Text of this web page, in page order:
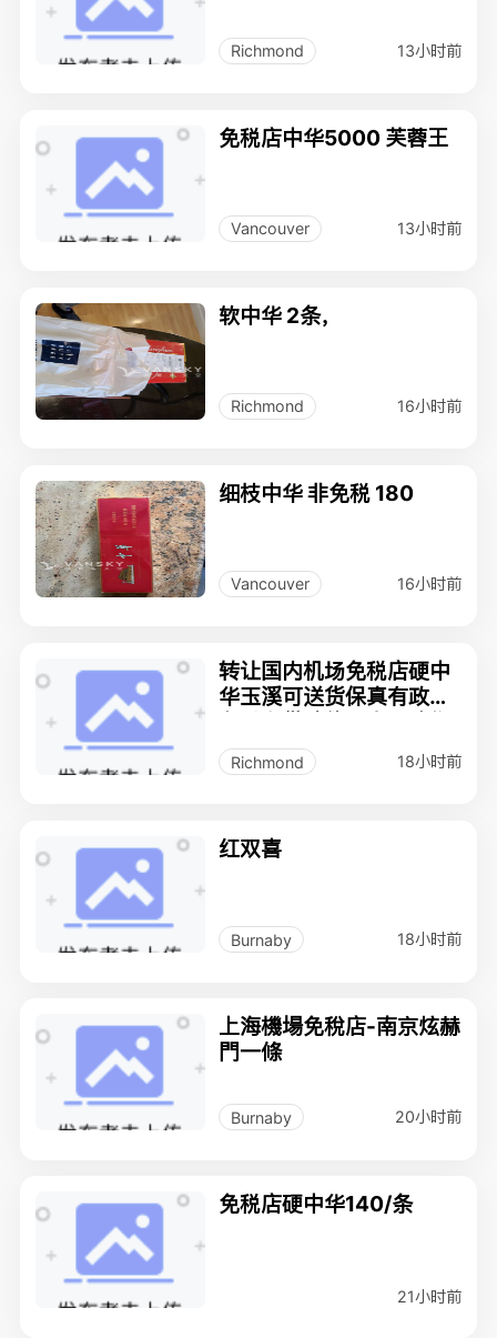
Richmond 13小时前
免税店中华5000 芙蓉王
Vancouver 13小时前
软中华 2条，
Richmond 16小时前
细枝中华 非免税 180
Vancouver 16小时前
转让国内机场免税店硬中
华玉溪可送货保真有政府
小票
Richmond 18小时前
红双喜
Burnaby 18小时前
上海機場免稅店-南京炫赫
門一條
Burnaby 20小时前
免税店硬中华140/条
21小时前